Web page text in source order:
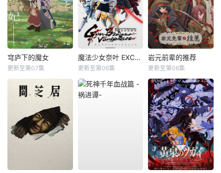
穹庐下的魔女
更新至第07集
魔法少女奈叶 EXCEEDS Gun Blaze Vengeance
更新至第06集
岩元前辈的推荐
更新至第06集